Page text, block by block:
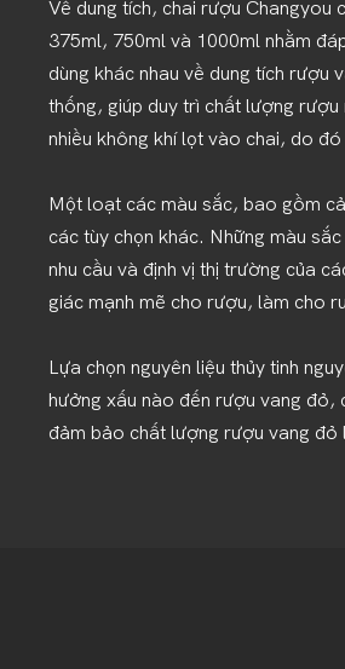
Về dung tích, chai rượu Changyou
375ml, 750ml và 1000ml nhằm
dùng khác nhau về dung tích rượu
thống, giúp duy trì chất lượng
nhiều không khí lọt vào chai, do
Một loạt các màu sắc, bao gồm
các tùy chọn khác. Những màu
nhu cầu và định vị thị trường của
giác mạnh mẽ cho rượu, làm cho
Lựa chọn nguyên liệu thủy tinh
hưởng xấu nào đến rượu vang
đảm bảo chất lượng rượu vang đỏ